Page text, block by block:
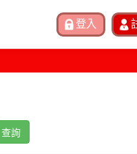
查詢